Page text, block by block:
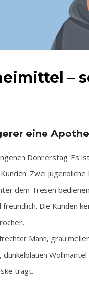
–
eine
Donnerstag. Es
Zwei
dem Tresen
Die Kunden
Mann, grau
trägt.